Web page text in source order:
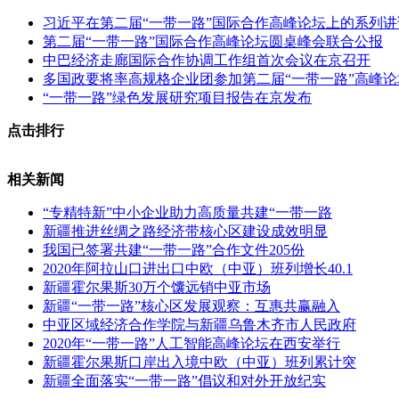
习近平在第二届“一带一路”国际合作高峰论坛上的系列
第二届“一带一路”国际合作高峰论坛圆桌峰会联合公报
中巴经济走廊国际合作协调工作组首次会议在京召开
多国政要将率高规格企业团参加第二届“一带一路”高峰
“一带一路”绿色发展研究项目报告在京发布
点击排行
相关新闻
“专精特新”中小企业助力高质量共建“一带一路
新疆推进丝绸之路经济带核心区建设成效明显
我国已签署共建“一带一路”合作文件205份
2020年阿拉山口进出口中欧（中亚）班列增长40.1
新疆霍尔果斯30万个馕远销中亚市场
新疆“一带一路”核心区发展观察：互惠共赢融入
中亚区域经济合作学院与新疆乌鲁木齐市人民政府
2020年“一带一路”人工智能高峰论坛在西安举行
新疆霍尔果斯口岸出入境中欧（中亚）班列累计突
新疆全面落实“一带一路”倡议和对外开放纪实